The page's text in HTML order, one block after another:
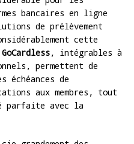
bancaires en ligne
de prélèvement
cette
GoCardless, intégrables à
permettent de
échéances de
aux membres, tout
parfaite avec la